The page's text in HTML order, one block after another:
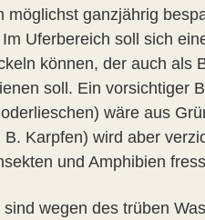
möglichst ganzjährig
Uferbereich soll sich
können, der auch als
soll. Ein vorsichtiger
wäre aus
Karpfen) wird aber
und Amphibien
wegen des trüben